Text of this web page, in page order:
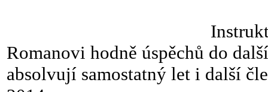
Romanovi hodně úspěchů do
absolvují samostatný let i další